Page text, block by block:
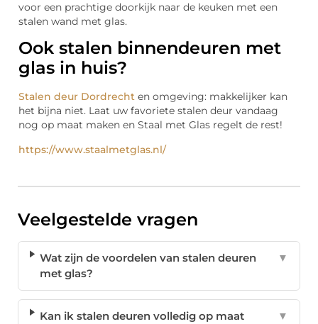
voor een prachtige doorkijk naar de keuken met een
stalen wand met glas.
Ook stalen binnendeuren met
glas in huis?
Stalen deur Dordrecht en omgeving: makkelijker kan
het bijna niet. Laat uw favoriete stalen deur vandaag
nog op maat maken en Staal met Glas regelt de rest!
https://www.staalmetglas.nl/
Veelgestelde vragen
Wat zijn de voordelen van stalen deuren
met glas?
▼
Kan ik stalen deuren volledig op maat
▼